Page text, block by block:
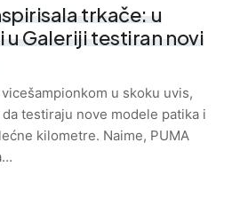
trkače: u
u Galeriji testiran novi
u skoku uvis,
testiraju nove modele patika i
kilometre. Naime, PUMA